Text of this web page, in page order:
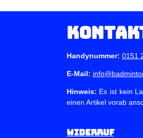
Handynummer: 0151
E-Mail:
Hinweis: Es ist kein
einen Artikel vorab
Widerruf